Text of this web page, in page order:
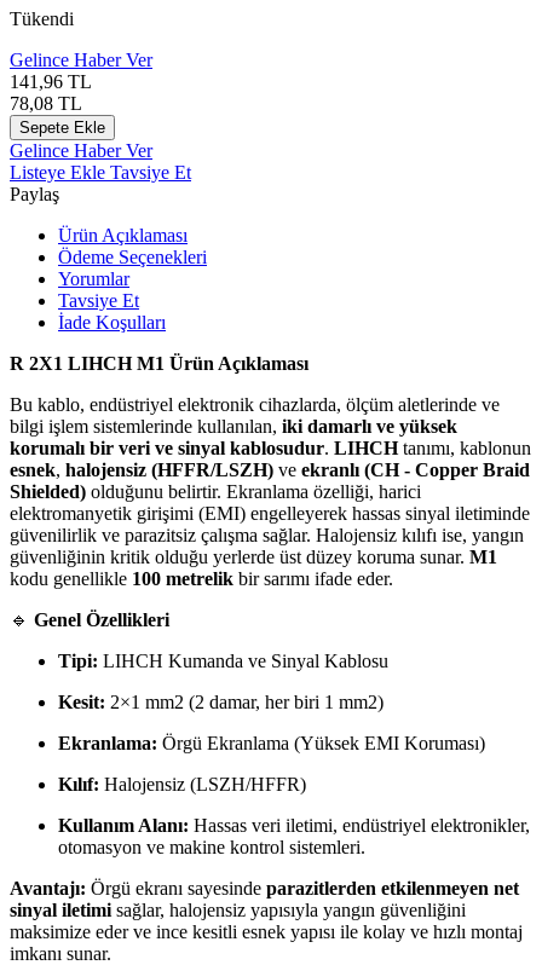
Tükendi
Gelince Haber Ver
141,96 TL
78,08 TL
Sepete Ekle
Gelince Haber Ver
Listeye Ekle Tavsiye Et
Paylaş
Ürün Açıklaması
Ödeme Seçenekleri
Yorumlar
Tavsiye Et
İade Koşulları
R 2X1 LIHCH M1 Ürün Açıklaması
Bu kablo, endüstriyel elektronik cihazlarda, ölçüm aletlerinde ve
bilgi işlem sistemlerinde kullanılan, iki damarlı ve yüksek
korumalı bir veri ve sinyal kablosudur. LIHCHtanımı, kablonun
esnek, halojensiz (HFFR/LSZH) ve ekranlı (CH - Copper Braid
Shielded) olduğunu belirtir. Ekranlama özelliği, harici
elektromanyetik girişimi (EMI) engelleyerek hassas sinyal iletiminde
güvenilirlik ve parazitsiz çalışma sağlar. Halojensiz kılıfı ise, yangın
güvenliğinin kritik olduğu yerlerde üst düzey koruma sunar. M1
kodu genellikle 100 metrelik bir sarımı ifade eder.
🔹 Genel Özellikleri
Tipi: LIHCH Kumanda ve Sinyal Kablosu
Kesit: 2×1 mm2 (2 damar, her biri 1 mm2)
Ekranlama: Örgü Ekranlama (Yüksek EMI Koruması)
Kılıf: Halojensiz (LSZH/HFFR)
Kullanım Alanı: Hassas veri iletimi, endüstriyel elektronikler,
otomasyon ve makine kontrol sistemleri.
Avantajı: Örgü ekranı sayesinde parazitlerden etkilenmeyen net
sinyal iletimi sağlar, halojensiz yapısıyla yangın güvenliğini
maksimize eder ve ince kesitli esnek yapısı ile kolay ve hızlı montaj
imkanı sunar.